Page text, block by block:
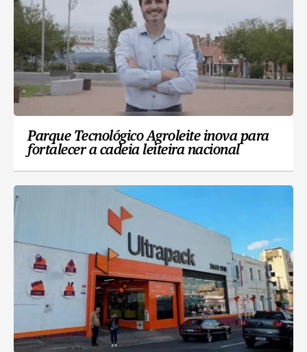
Parque Tecnológico Agroleite inova para
fortalecer a cadeia leiteira nacional